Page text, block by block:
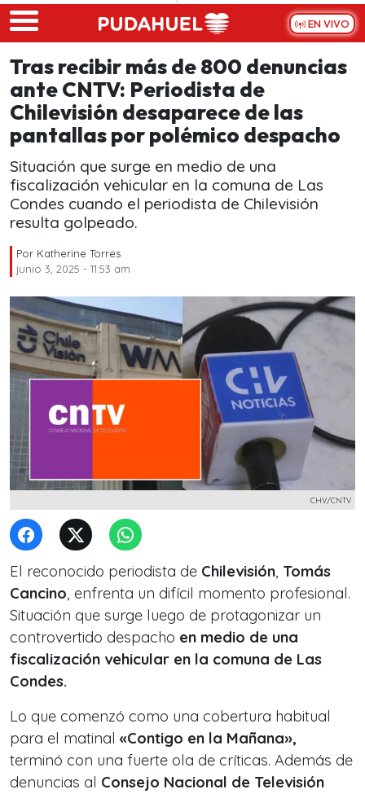
Skip to main content
EN VIVO
Tras recibir más de 800 denuncias
ante CNTV: Periodista de
Chilevisión desaparece de las
pantallas por polémico despacho
Situación que surge en medio de una
fiscalización vehicular en la comuna de Las
Condes cuando el periodista de Chilevisión
resulta golpeado.
Por Katherine Torres
junio 3, 2025 - 11:53 am
CHV/CNTV
El reconocido periodista de Chilevisión, Tomás
Cancino, enfrenta un difícil momento profesional.
Situación que surge luego de protagonizar un
controvertido despacho en medio de una
fiscalización vehicular en la comuna de Las
Condes.
Lo que comenzó como una cobertura habitual
para el matinal «Contigo en la Mañana»,
terminó con una fuerte ola de críticas. Además de
denuncias al Consejo Nacional de Televisión